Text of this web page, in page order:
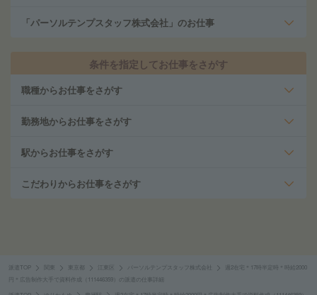
「パーソルテンプスタッフ株式会社」のお仕事
条件を指定してお仕事をさがす
職種からお仕事をさがす
勤務地からお仕事をさがす
駅からお仕事をさがす
こだわりからお仕事をさがす
派遣TOP 東京都 江東区 パーソルテンプスタッフ株式会社
週2在宅＊17時半定時＊時給2000
円＊広告制作大手で資料作成（111446359）の派遣の仕事詳細